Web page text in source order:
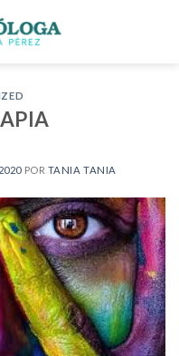
POR TANIA TANIA